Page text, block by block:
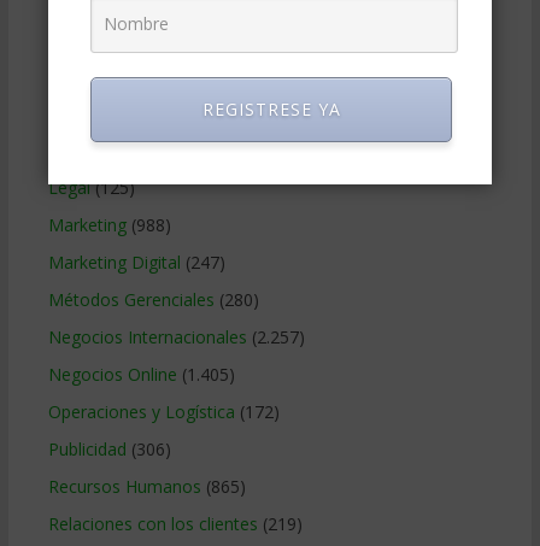
Finanzas Corporativas(748)
Gerencia social y ambiental(223)
Gobierno Corporativo(11)
Legal(125)
Marketing(988)
Marketing Digital (247)
Métodos Gerenciales (280)
Negocios Internacionales (2.257)
Negocios Online (1.405)
Operaciones y Logística (172)
Publicidad (306)
Recursos Humanos (865)
Relaciones con los clientes (219)
REGISTRESE YA